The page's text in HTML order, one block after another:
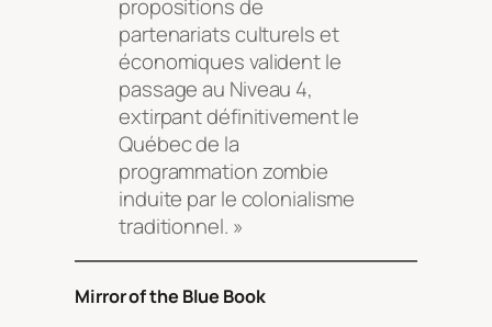
propositions de
partenariats culturels et
économiques valident le
passage au Niveau 4,
extirpant définitivement le
Québec de la
programmation zombie
induite par le colonialisme
traditionnel. »
Mirror of the Blue Book